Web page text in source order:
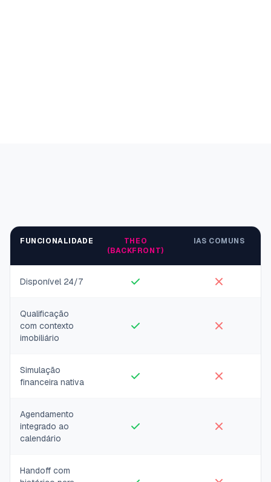
FUNCIONALIDADE
THEO
(BACKFRONT)
IAS COMUNS
Disponível 24/7
Qualificação
com contexto
imobiliário
Simulação
financeira nativa
Agendamento
integrado ao
calendário
Handoff com